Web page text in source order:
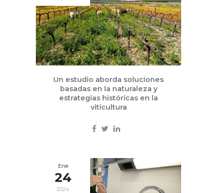
Un estudio aborda soluciones
basadas en la naturaleza y
estrategias históricas en la
viticultura
Ene
24
2024